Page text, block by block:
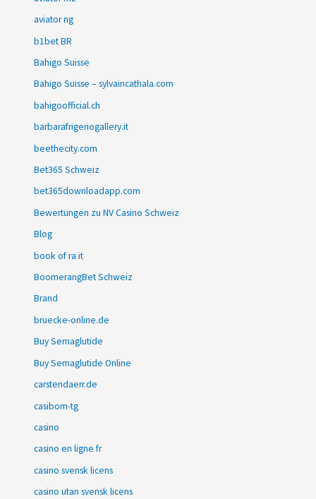
aviator ng
b1bet BR
Bahigo Suisse
Bahigo Suisse – sylvaincathala.com
bahigoofficial.ch
barbarafrigeriogallery.it
beethecity.com
Bet365 Schweiz
bet365downloadapp.com
Bewertungen zu NV Casino Schweiz
Blog
book of ra it
BoomerangBet Schweiz
Brand
bruecke-online.de
Buy Semaglutide
Buy Semaglutide Online
carstendaerr.de
casibom-tg
casino
casino en ligne fr
casino svensk licens
casino utan svensk licens